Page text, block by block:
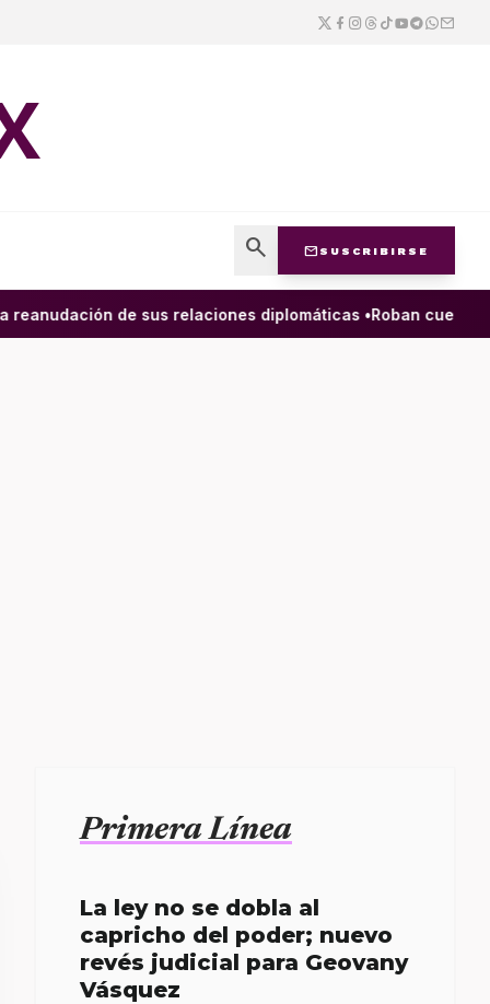
search mail SUSCRIBIRSE
de sus relaciones diplomáticas •Roban cuenta de
Primera Línea
La ley no se dobla al
capricho del poder; nuevo
revés judicial para Geovany
Vásquez